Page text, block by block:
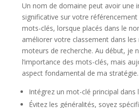
Un nom de domaine peut avoir une
significative sur votre référencement
mots-clés, lorsque placés dans le
améliorer votre classement dans les
moteurs de recherche. Au début, je
l’importance des mots-clés, mais
aspect fondamental de ma stratégie.
Intégrez un mot-clé principal dans
Évitez les généralités, soyez